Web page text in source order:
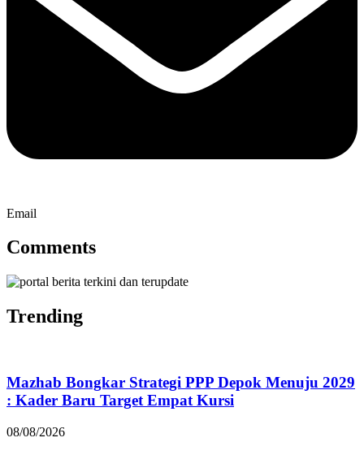
Email
Comments
Trending
Mazhab Bongkar Strategi PPP Depok Menuju 2029
: Kader Baru Target Empat Kursi
08/08/2026